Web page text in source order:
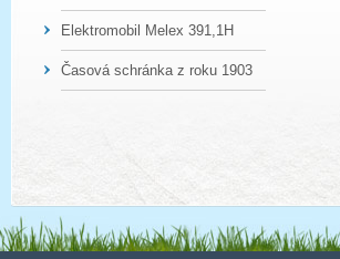
Elektromobil Melex 391,1H
Časová schránka z roku 1903